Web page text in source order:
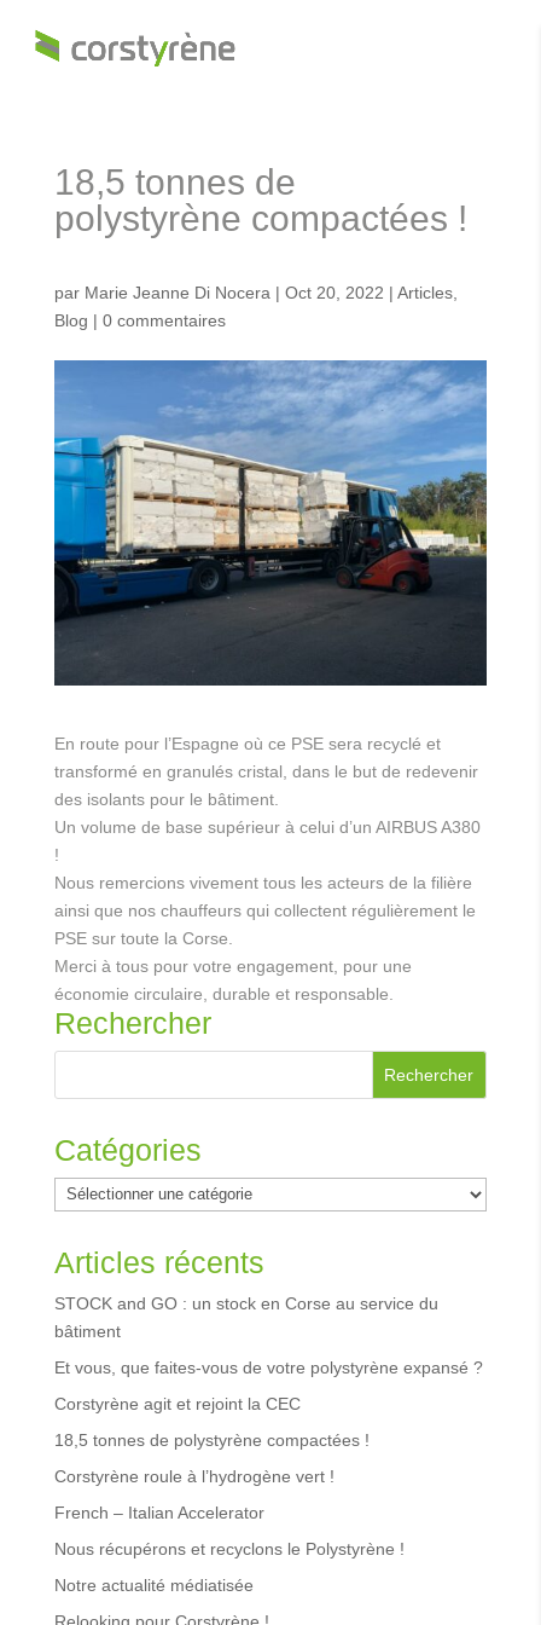
18,5 tonnes de
polystyrène compactées !
par Marie Jeanne Di Nocera | Oct 20, 2022 | Articles,
Blog | 0 commentaires
En route pour l’Espagne où ce PSE sera recyclé et
transformé en granulés cristal, dans le but de redevenir
des isolants pour le bâtiment.
Un volume de base supérieur à celui d’un AIRBUS A380
!
Nous remercions vivement tous les acteurs de la filière
ainsi que nos chauffeurs qui collectent régulièrement le
PSE sur toute la Corse.
Merci à tous pour votre engagement, pour une
économie circulaire, durable et responsable.
Rechercher
Catégories
Catégories
Articles récents
STOCK and GO : un stock en Corse au service du
bâtiment
Et vous, que faites-vous de votre polystyrène expansé ?
Corstyrène agit et rejoint la CEC
18,5 tonnes de polystyrène compactées !
Corstyrène roule à l’hydrogène vert !
French – Italian Accelerator
Nous récupérons et recyclons le Polystyrène !
Notre actualité médiatisée
Relooking pour Corstyrène !